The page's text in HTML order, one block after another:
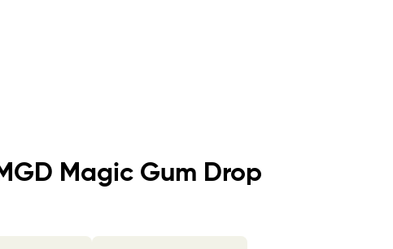
Magic Gum Drop